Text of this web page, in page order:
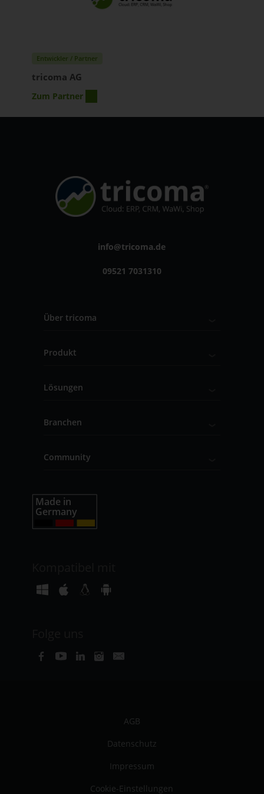
Entwickler / Partner
tricoma AG
Zum Partner
info@tricoma.de
09521 7031310
Über tricoma
Produkt
Lösungen
Branchen
Community
AGB
Datenschutz
Impressum
Cookie-Einstellungen